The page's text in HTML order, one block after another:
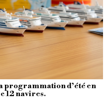
programmation d’été en
12 navires.